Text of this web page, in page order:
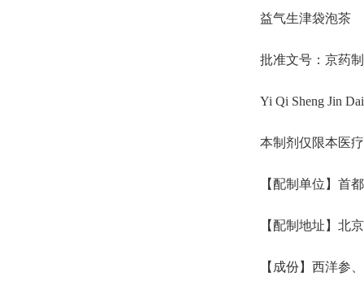
益气生津袋泡茶
批准文号：京药
Yi Qi Sheng Jin
本制剂仅限本医
【配制单位】首
【配制地址】北
【成份】西洋参